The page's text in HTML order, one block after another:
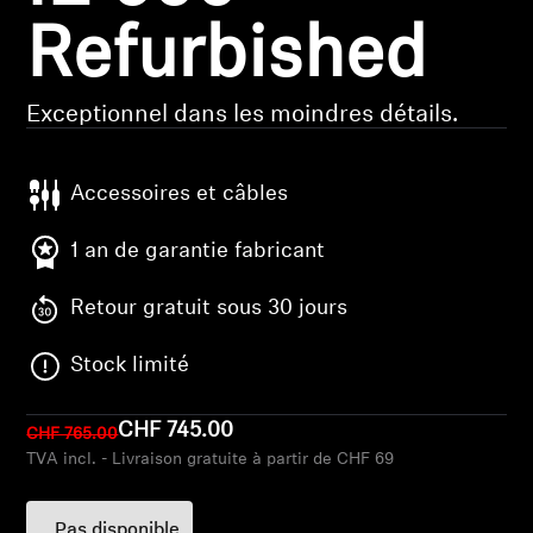
Pièces et accessoires
Audition par catégorie
Casques audio pour TV
Ressources audition
Pièces et accessoires d'origine pour l'audition
Refurbished
Exceptionnel dans les moindres détails.
Accessoires et câbles
1 an de garantie fabricant
Retour gratuit sous 30 jours
Stock limité
CHF 765.00CHF 745.00
TVA incl. - Livraison gratuite à partir de CHF 69